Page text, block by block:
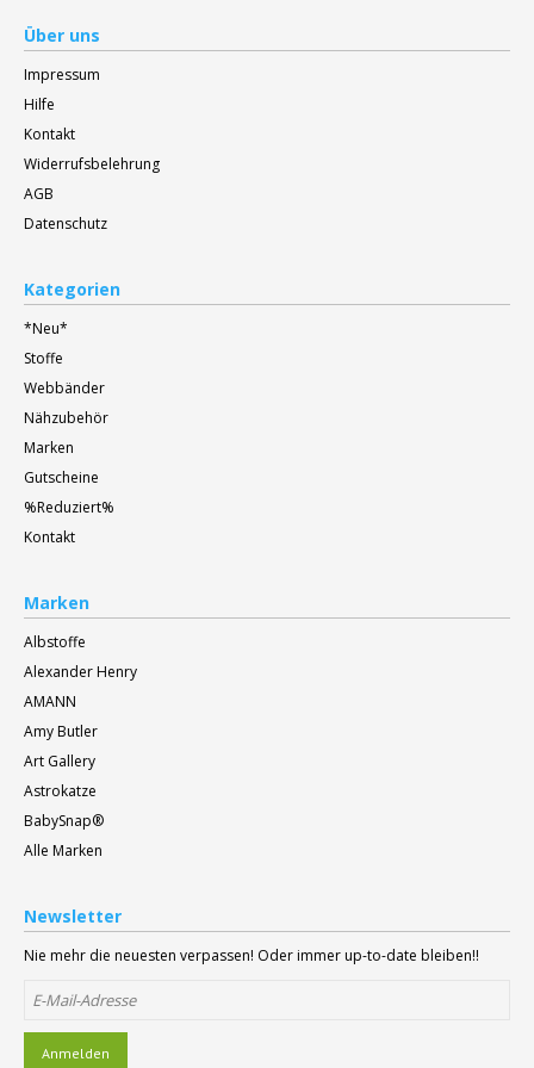
Über uns
Impressum
Hilfe
Kontakt
Widerrufsbelehrung
AGB
Datenschutz
Kategorien
*Neu*
Stoffe
Webbänder
Nähzubehör
Marken
Gutscheine
%Reduziert%
Kontakt
Marken
Albstoffe
Alexander Henry
AMANN
Amy Butler
Art Gallery
Astrokatze
BabySnap®
Alle Marken
Newsletter
Nie mehr die neuesten verpassen! Oder immer up-to-date bleiben!!
Anmelden